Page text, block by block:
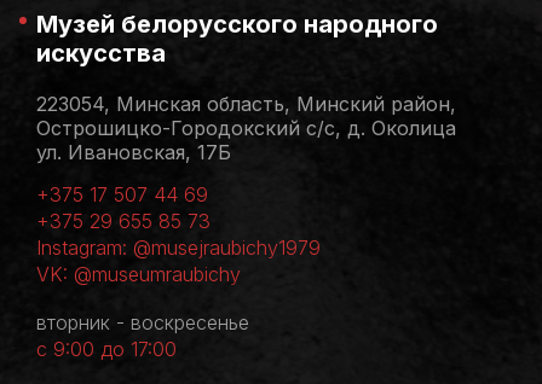
Музей белорусского народного
искусства
223054, Минская область, Минский район,
Острошицко-Городокский с/с, д. Околица
ул. Ивановская, 17Б
+375 17 507 44 69
+375 29 655 85 73
Instagram: @musejraubichy1979
VK: @museumraubichy
вторник - воскресенье
с 9:00 до 17:00